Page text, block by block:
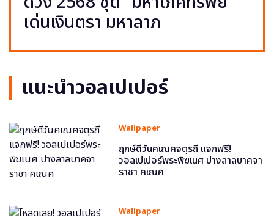
เด่นเงินตรา มหาลาภ
แนะนำวอลเปเปอร์
Wallpaper
ฤกษ์ดีวันคเณศจตุรถี แจกฟรี!
วอลเปเปอร์พระพิฆเนศ ปางลาลบาคจา
ราชา คเณศ
Wallpaper